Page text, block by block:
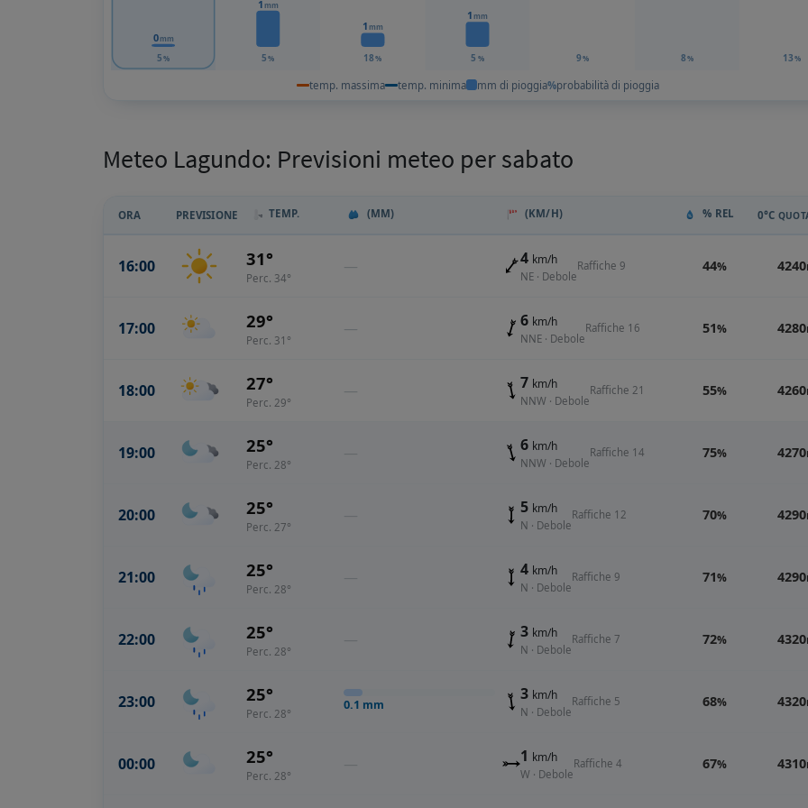
0mm
5%
1mm
5 %
1mm
18 %
1mm
5 % 9% 8% 13%
temp. massima temp. minima mm di pioggia%probabilità di pioggia
Meteo Lagundo: Previsioni meteo per sabato
ORA PREVISIONE TEMP. (MM) (KM/H) % REL 0°C
16:00 31°
Perc. 34°
— 4 km/h
NE · Debole
Raffiche 9 44% 4240
17:00 29°
Perc. 31°
— 6 km/h
NNE · Debole
Raffiche 16 51% 4280
18:00 27°
Perc. 29°
— 7 km/h
NNW · Debole
Raffiche 21 55% 4260
19:00 25°
Perc. 28°
— 6 km/h
NNW · Debole
Raffiche 14 75% 4270
20:00 25°
Perc. 27°
— 5 km/h
N · Debole
Raffiche 12 70% 4290
21:00 25°
Perc. 28°
— 4 km/h
N · Debole
Raffiche 9 71% 4290
22:00 25°
Perc. 28°
— 3 km/h
N · Debole
Raffiche 7 72% 4320
23:00 25°
Perc. 28°
0.1 mm
3 km/h
N · Debole
Raffiche 5 68% 4320
00:00 25°
Perc. 28°
— 1 km/h
W · Debole
Raffiche 4 67% 4310